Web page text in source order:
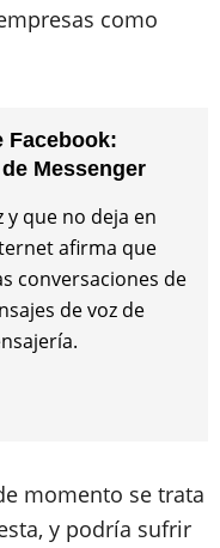
como
Facebook:
Messenger
y que no deja en
afirma que
conversaciones de
de voz de
momento se trata
y podría sufrir